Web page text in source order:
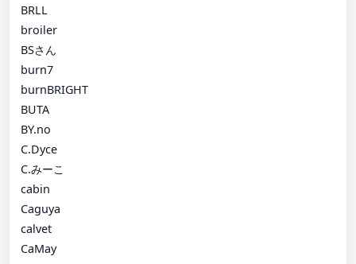
BRLL
broiler
BSさん
burn7
burnBRIGHT
BUTA
BY.no
C.Dyce
C.みーこ
cabin
Caguya
calvet
CaMay